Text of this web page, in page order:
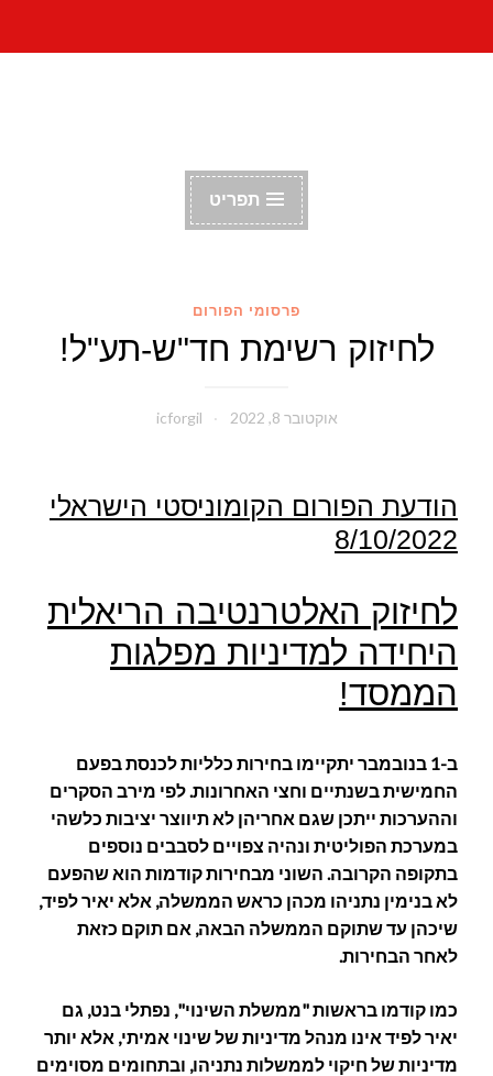
הפורום הקומוניסטי
הישראלי
תפריט
פרסומי הפורום
לחיזוק רשימת חד"ש-תע"ל!
אוקטובר 8, 2022 icforgil
הודעת הפורום הקומוניסטי הישראלי
8/10/2022
לחיזוק האלטרנטיבה הריאלית
היחידה למדיניות מפלגות
הממסד!
ב-1 בנובמבר יתקיימו בחירות כלליות לכנסת בפעם
החמישית בשנתיים וחצי האחרונות. לפי מירב הסקרים
וההערכות ייתכן שגם אחריהן לא תיווצר יציבות כלשהי
במערכת הפוליטית ונהיה צפויים לסבבים נוספים
בתקופה הקרובה. השוני מבחירות קודמות הוא שהפעם
לא בנימין נתניהו מכהן כראש הממשלה, אלא יאיר לפיד,
שיכהן עד שתוקם הממשלה הבאה, אם תוקם כזאת
לאחר הבחירות.
כמו קודמו בראשות "ממשלת השינוי", נפתלי בנט, גם
יאיר לפיד אינו מנהל מדיניות של שינוי אמיתי, אלא יותר
מדיניות של חיקוי לממשלות נתניהו, ובתחומים מסוימים